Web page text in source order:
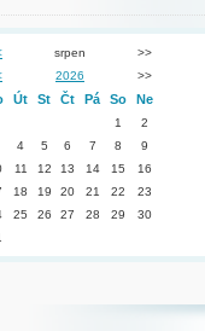
srpen
>>
2026 >>
Út St Čt Pá So Ne
1
2
4 5 6 7 8
9
11 12 13 14 15
16
18 19 20 21 22
23
25 26 27 28 29
30